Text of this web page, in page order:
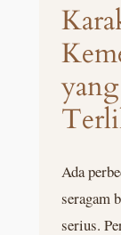
Ada
seragam
serius.